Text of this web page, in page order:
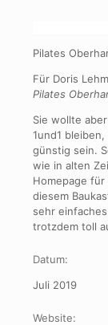
Pilates
Für Doris
Pilates
Sie wollte
1und1
günstig sein.
wie in alten
Homepage
diesem
sehr
trotzdem toll
Datum:
Juli 2019
Website: